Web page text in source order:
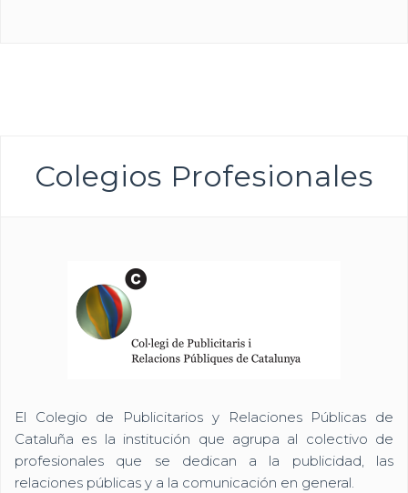
Colegios Profesionales
El Colegio de Publicitarios y Relaciones Públicas de
Cataluña es la institución que agrupa al colectivo de
profesionales que se dedican a la publicidad, las
relaciones públicas y a la comunicación en general.